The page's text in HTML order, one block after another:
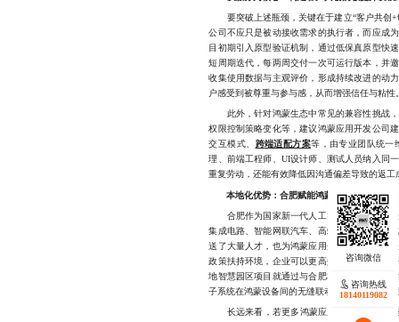
要突破上述瓶颈，关键在于建立“客户共创+
公司不应只是被动接收需求的执行者，而应成
目初期引入原型验证机制，通过低保真原型快
短周期迭代，每两周交付一次可运行版本，并
收集使用数据与主观评价，形成持续改进的动
户感受到被尊重与参与感，从而增强信任与粘性
此外，针对鸿蒙生态中常见的兼容性挑战，
权限控制策略变化等，建议鸿蒙应用开发公司
交互模式、 跨端适配方案等，由专业团队统一
理、前端工程师、UI设计师、测试人员纳入同
重复劳动，还能有效降低因沟通偏差导致的返工
本地化优势：合肥赋能鸿蒙生态创新
合肥作为国家新一代人工智能创新发展试验
集成电路、智能网联汽车、高端制造等领域形
送了大量人才，也为鸿蒙应用开发公司提供了
政策扶持环境，企业可以更高效地整合资源，
地智慧园区项目就通过与合肥本地鸿蒙应用开
子系统在鸿蒙设备间的无缝联动，显著提升了管
长远来看，若更多鸿蒙应用开发公司能够坚
咨询热线
18140119082